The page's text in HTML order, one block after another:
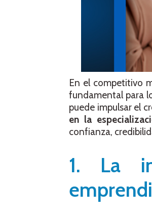
En el competitivo
fundamental para
puede impulsar el
en la
confianza,
1. La